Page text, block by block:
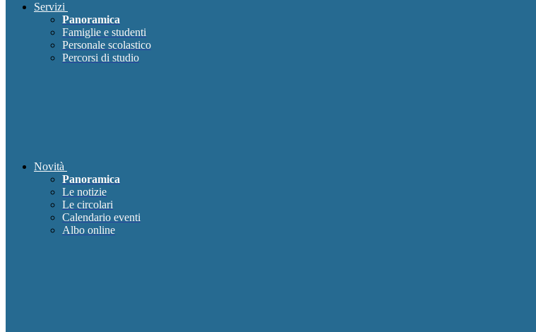
Servizi
Panoramica
Famiglie e studenti
Personale scolastico
Percorsi di studio
Novità
Panoramica
Le notizie
Le circolari
Calendario eventi
Albo online